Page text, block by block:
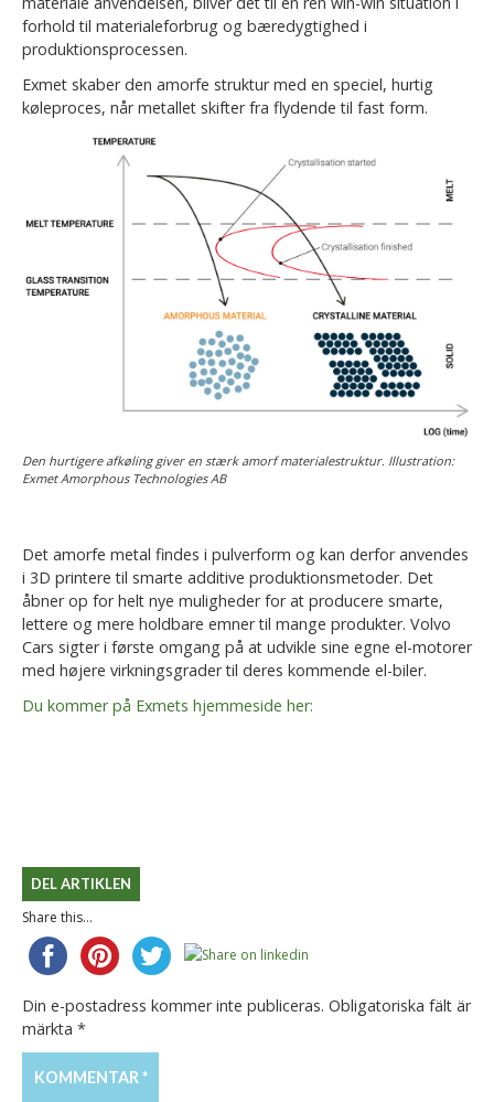
forhold til materialeforbrug og bæredygtighed i
produktionsprocessen.
Exmet skaber den amorfe struktur med en speciel, hurtig
køleproces, når metallet skifter fra flydende til fast form.
Den hurtigere afkøling giver en stærk amorf materialestruktur. Illustration:
Exmet Amorphous Technologies AB
Det amorfe metal findes i pulverform og kan derfor anvendes
i 3D printere til smarte additive produktionsmetoder. Det
åbner op for helt nye muligheder for at producere smarte,
lettere og mere holdbare emner til mange produkter. Volvo
Cars sigter i første omgang på at udvikle sine egne el-motorer
med højere virkningsgrader til deres kommende el-biler.
Du kommer på Exmets hjemmeside her:
DEL ARTIKLEN
Share this...
Din e-postadress kommer inte publiceras. Obligatoriska fält är
märkta *
KOMMENTAR *